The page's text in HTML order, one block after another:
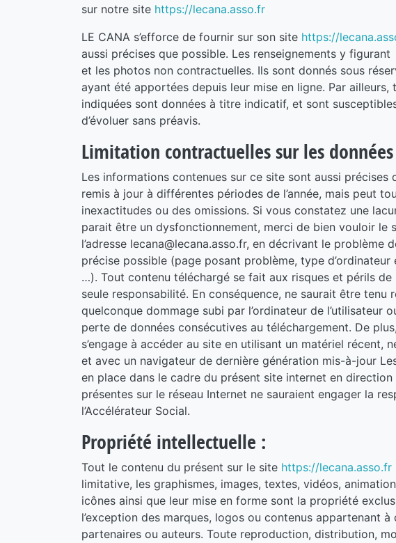
sur notre site https://lecana.asso.fr
LE CANA s’efforce de fournir sur son site https://
aussi précises que possible. Les renseignements y
et les photos non contractuelles. Ils sont donnés sous
ayant été apportées depuis leur mise en ligne. Par ailleurs,
indiquées sont données à titre indicatif, et sont
d’évoluer sans préavis.
Limitation contractuelles sur les
Les informations contenues sur ce site sont aussi précises
remis à jour à différentes périodes de l’année, mais peut
inexactitudes ou des omissions. Si vous constatez une
parait être un dysfonctionnement, merci de bien vouloir le
l’adresse lecana@lecana.asso.fr, en décrivant le problème
précise possible (page posant problème, type
…). Tout contenu téléchargé se fait aux risques et périls de
seule responsabilité. En conséquence, ne saurait être tenu
quelconque dommage subi par l’ordinateur de l’utilisateur
perte de données consécutives au téléchargement. De
s’engage à accéder au site en utilisant un matériel récent,
et avec un navigateur de dernière génération mis-à-jour
en place dans le cadre du présent site internet en direction
présentes sur le réseau Internet ne sauraient engager la
l’Accélérateur Social.
Propriété intellectuelle :
Tout le contenu du présent sur le site https://lecana.asso.fr
limitative, les graphismes, images, textes, vidéos,
icônes ainsi que leur mise en forme sont la propriété
l’exception des marques, logos ou contenus appartenant à
partenaires ou auteurs. Toute reproduction, distribution,